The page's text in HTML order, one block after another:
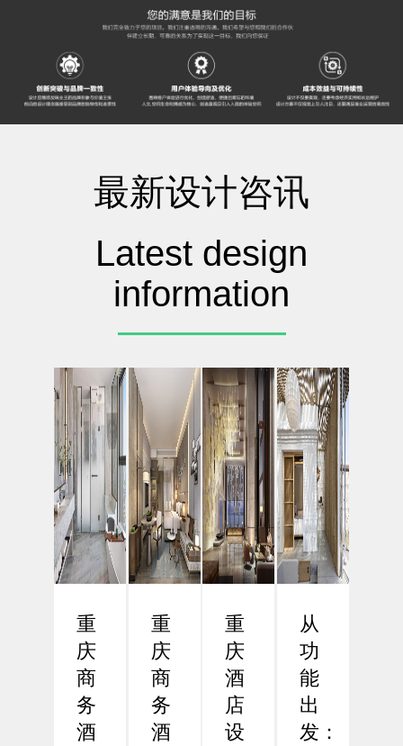
最新设计咨讯
Latest design
information
重
庆
商
务
酒
重
庆
商
务
酒
重
庆
酒
店
设
从
功
能
出
发：